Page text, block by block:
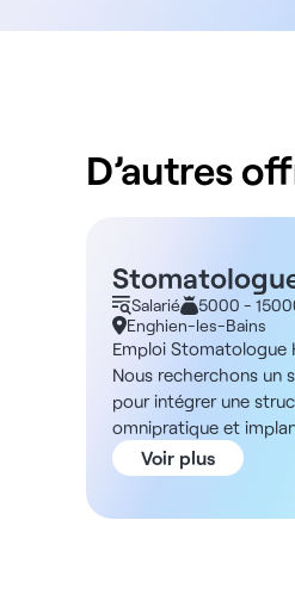
D’autres
Bains 95 H/F
Salarié
5000 -
Enghien-les-Bains
Emploi Stomatologue
Nous recherchons un
pour intégrer une
omnipratique et
sein d'une équipe
dentaire, vous
Voir plus